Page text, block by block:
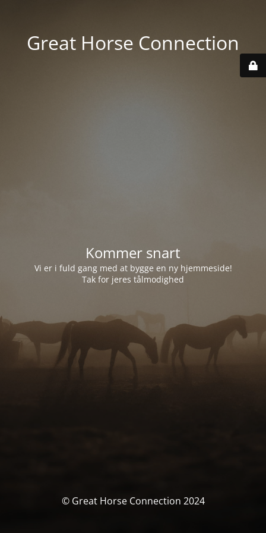
Great Horse Connection
Kommer snart
Vi er i fuld gang med at bygge en ny hjemmeside!
Tak for jeres tålmodighed
© Great Horse Connection 2024